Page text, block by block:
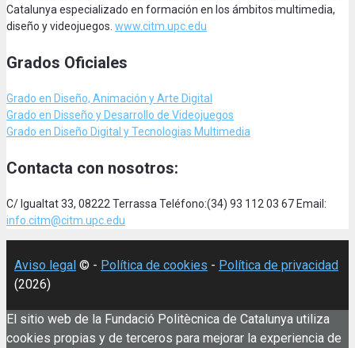
Catalunya especializado en formación en los ámbitos multimedia,
diseño y videojuegos. www.citm.upc.edu
Grados Oficiales
Grado en Diseño, Animación y Arte Digital
Grado en Disseño y Desarrollo de Videojuegos
Grado en Diseño Digital y Tecnologias Multimedia
Contacta con nosotros:
C/ Igualtat 33, 08222 Terrassa Teléfono:(34) 93 112 03 67 Email:
info.citm@citm.upc.edu
Aviso legal © - Política de cookies - Política de privacidad
(2026)
El sitio web de la Fundació Politècnica de Catalunya utiliza
cookies propias y de terceros para mejorar la experiencia de